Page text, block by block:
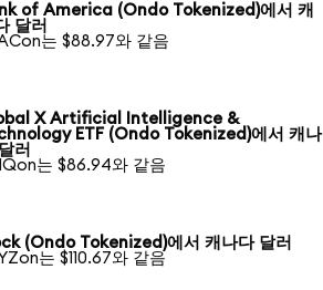
of America (Ondo Tokenized)에서 캐
달러
는 $88.97와 같음
X Artificial Intelligence &
ETF (Ondo Tokenized)에서 캐나
러
는 $86.94와 같음
(Ondo Tokenized)에서 캐나다 달러
는 $110.67와 같음